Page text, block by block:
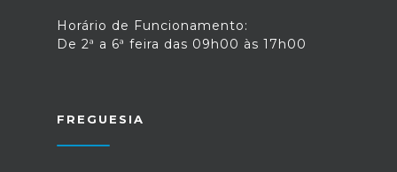
Horário de Funcionamento:
De 2ª a 6ª feira das 09h00 às 17h00
FREGUESIA